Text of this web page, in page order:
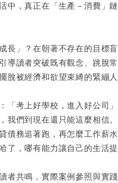
中，真正在「生產－消費」
長」？在朝著不存在的目標
導讀者突破既有觀念、跳脫
脫被經濟和欲望束縛的緊繃人
「考上好學校，進入好公司
我們到現在還只能這麼相信
債務追著跑，再怎麼工作薪
了，哪有能力讓自己的生活提
者共鳴，實際案例參照與實